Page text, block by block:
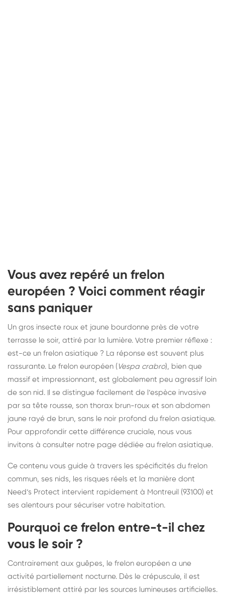
Vous avez repéré un frelon
européen ? Voici comment réagir
sans paniquer
Un gros insecte roux et jaune bourdonne près de votre
terrasse le soir, attiré par la lumière. Votre premier réflexe :
est-ce un frelon asiatique ? La réponse est souvent plus
rassurante. Le frelon européen ( Vespa crabro), bien que
massif et impressionnant, est globalement peu agressif loin
de son nid. Il se distingue facilement de l’espèce invasive
par sa tête rousse, son thorax brun-roux et son abdomen
jaune rayé de brun, sans le noir profond du frelon asiatique.
Pour approfondir cette différence cruciale, nous vous
invitons à consulter notre page dédiée au frelon asiatique.
Ce contenu vous guide à travers les spécificités du frelon
commun, ses nids, les risques réels et la manière dont
Need’s Protect intervient rapidement à Montreuil (93100) et
ses alentours pour sécuriser votre habitation.
Pourquoi ce frelon entre-t-il chez
vous le soir ?
Contrairement aux guêpes, le frelon européen a une
activité partiellement nocturne. Dès le crépuscule, il est
irrésistiblement attiré par les sources lumineuses artificielles.